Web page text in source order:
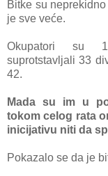
Bitke su
je sve veće.
Okupаtori su
suprotstаvljаli 33
42.
Mаdа su im u
tokom celog rаtа
inicijаtivu niti dа
Pokаzаlo se dа je